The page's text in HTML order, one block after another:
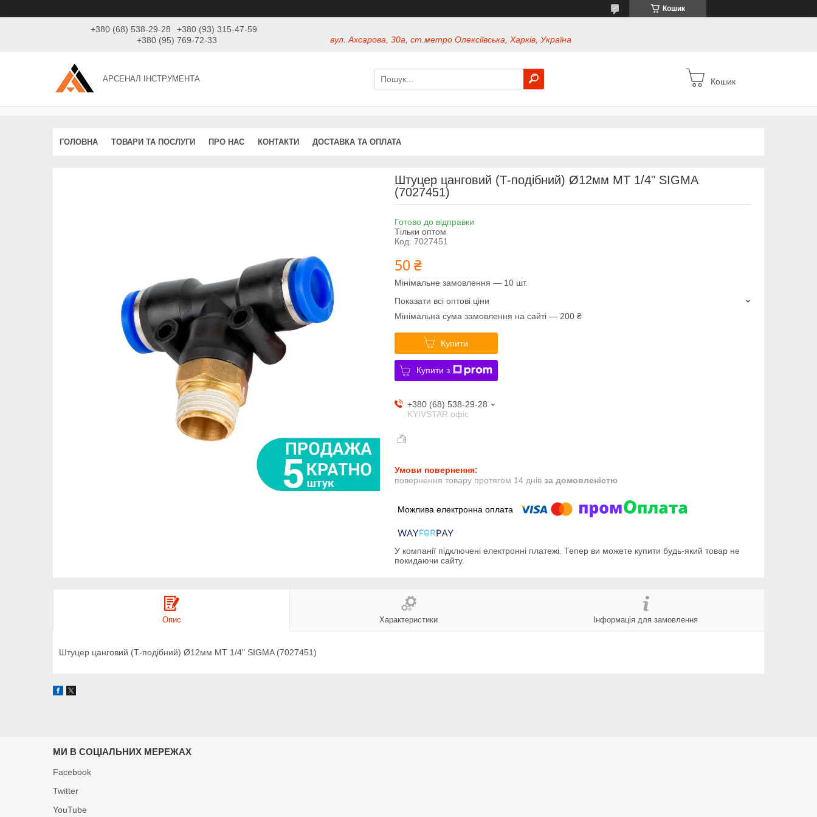
Кошик
+380 (68) 538-29-28
+380 (93) 315-47-59
+380 (95) 769-72-33
вул. Ахсарова, 30а, ст.метро Олексіївська, Харків, Україна
АРСЕНАЛ ІНСТРУМЕНТА Кошик
ГОЛОВНА ТОВАРИ ТА ПОСЛУГИ ПРО НАС КОНТАКТИ ДОСТАВКА ТА ОПЛАТА
Штуцер цанговий (Т-подібний) Ø12мм МТ 1/4" SIGMA
(7027451)
Готово до відправки
Тільки оптом
Код: 7027451
50 ₴
Мінімальне замовлення — 10 шт.
Показати всі оптові ціни
Мінімальна сума замовлення на сайті — 200 ₴
Купити
Купити з
+380 (68) 538-29-28
KYIVSTAR офіс
повернення товару протягом 14 днів за домовленістю
У компанії підключені електронні платежі. Тепер ви можете купити будь-який товар не
покидаючи сайту.
Опис Характеристики Інформація для замовлення
Штуцер цанговий (Т-подібний) Ø12мм МТ 1/4" SIGMA (7027451)
МИ В СОЦІАЛЬНИХ МЕРЕЖАХ
Facebook
Twitter
YouTube